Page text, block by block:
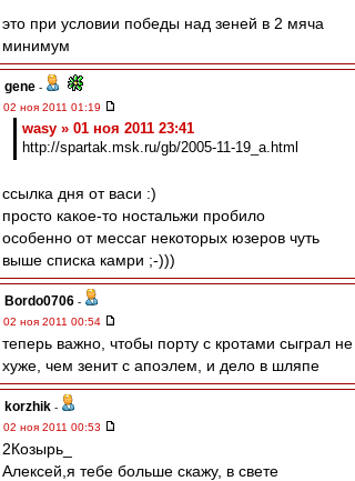
это при условии победы над зеней в 2 мяча
минимум
gene -
02 ноя 2011 01:19
wasy » 01 ноя 2011 23:41
http://spartak.msk.ru/gb/2005-11-19_a.html
ссылка дня от васи :)
просто какое-то ностальжи пробило
особенно от мессаг некоторых юзеров чуть
выше списка камри ;-)))
Bordo0706 -
02 ноя 2011 00:54
теперь важно, чтобы порту с кротами сыграл не
хуже, чем зенит с апоэлем, и дело в шляпе
korzhik -
02 ноя 2011 00:53
2Козырь_
Алексей,я тебе больше скажу, в свете